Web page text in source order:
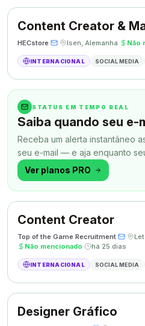
HECstore· · Isen, Alemanha· Não
INTERNACIONAL SOCIAL MEDIA
STATUS EM TEMPO REAL
Saiba quando seu e-
Receba um alerta instantâneo
seu e-mail — e aja enquanto
na memória.
Ver planos PRO
Content Creator
Top of the Game Recruitment· ·
Não mencionado· há 25 dias
INTERNACIONAL SOCIAL MEDIA
Designer Gráfico